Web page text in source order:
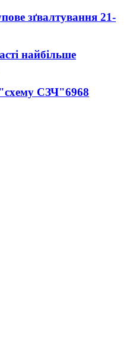
зґвалтування 21-
найбільше
СЗЧ"6968